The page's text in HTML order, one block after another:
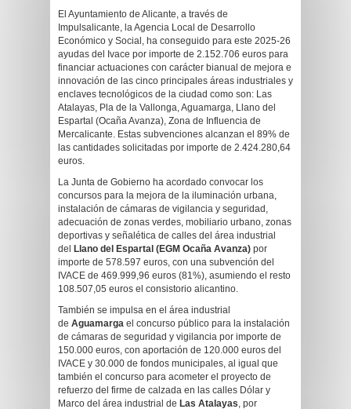
El Ayuntamiento de Alicante, a través de
Impulsalicante, la Agencia Local de Desarrollo
Económico y Social, ha conseguido para este 2025-26
ayudas del Ivace por importe de 2.152.706 euros para
financiar actuaciones con carácter bianual de mejora e
innovación de las cinco principales áreas industriales y
enclaves tecnológicos de la ciudad como son: Las
Atalayas, Pla de la Vallonga, Aguamarga, Llano del
Espartal (Ocaña Avanza), Zona de Influencia de
Mercalicante. Estas subvenciones alcanzan el 89% de
las cantidades solicitadas por importe de 2.424.280,64
euros.
La Junta de Gobierno ha acordado convocar los
concursos para la mejora de la iluminación urbana,
instalación de cámaras de vigilancia y seguridad,
adecuación de zonas verdes, mobiliario urbano, zonas
deportivas y señalética de calles del área industrial
del
Llano del Espartal (EGM Ocaña Avanza) por
importe de 578.597 euros, con una subvención del
IVACE de 469.999,96 euros (81%), asumiendo el resto
108.507,05 euros el consistorio alicantino.
También se impulsa en el área industrial
de Aguamarga el concurso público para la instalación
de cámaras de seguridad y vigilancia por importe de
150.000 euros, con aportación de 120.000 euros del
IVACE y 30.000 de fondos municipales, al igual que
también el concurso para acometer el proyecto de
refuerzo del firme de calzada en las calles Dólar y
Marco del área industrial de Las Atalayas, por